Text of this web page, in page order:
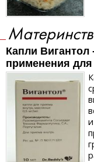
Капли Вигантол
применения